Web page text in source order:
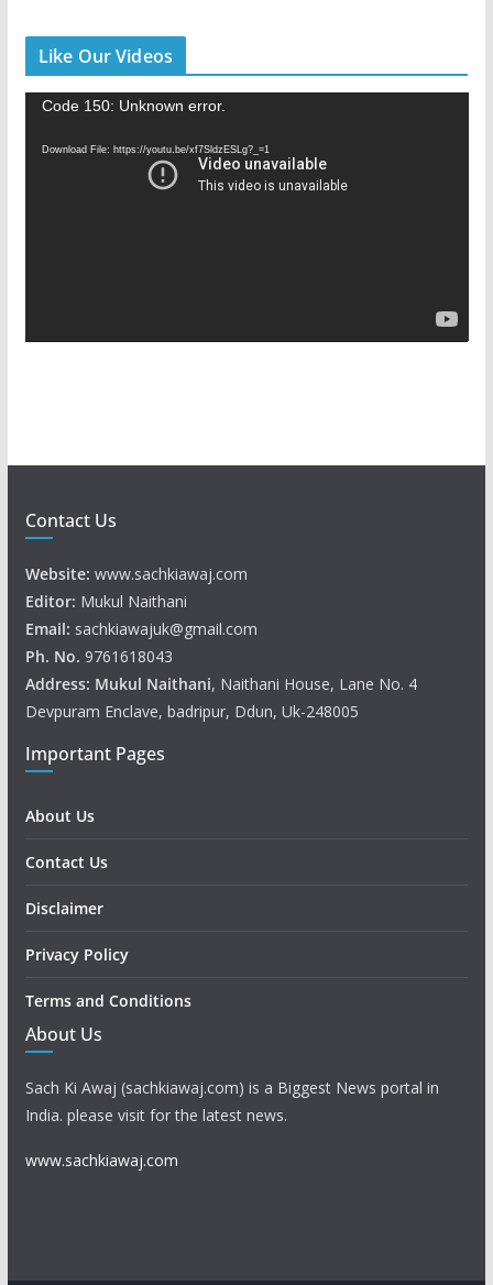
Like Our Videos
Code 150: Unknown error.
Download File: https://youtu.be/xf7SldzESLg?_=1
Contact Us
Website: www.sachkiawaj.com
Editor: Mukul Naithani
Email: sachkiawajuk@gmail.com
Ph. No. 9761618043
Address: Mukul Naithani, Naithani House, Lane No. 4
Devpuram Enclave, badripur, Ddun, Uk-248005
Important Pages
About Us
Contact Us
Disclaimer
Privacy Policy
Terms and Conditions
About Us
Sach Ki Awaj (sachkiawaj.com) is a Biggest News portal in
India. please visit for the latest news.
www.sachkiawaj.com